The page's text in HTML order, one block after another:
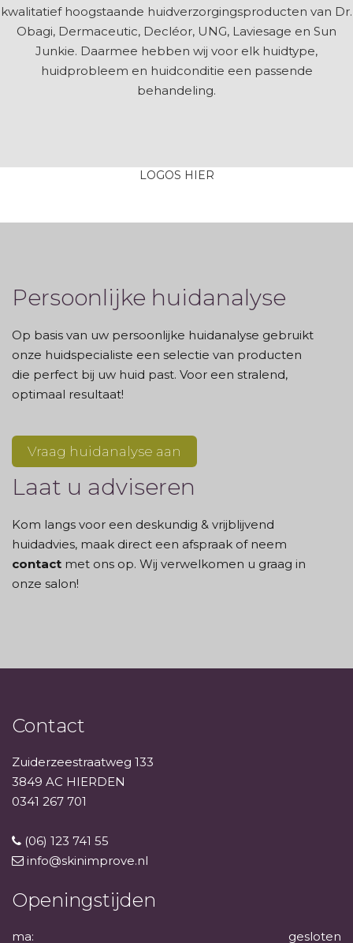
kwalitatief hoogstaande huidverzorgingsproducten van Dr.
Obagi, Dermaceutic, Decléor, UNG, Laviesage en Sun
Junkie. Daarmee hebben wij voor elk huidtype,
huidprobleem en huidconditie een passende
behandeling.
LOGOS HIER
Persoonlijke huidanalyse
Op basis van uw persoonlijke huidanalyse gebruikt
onze huidspecialiste een selectie van producten
die perfect bij uw huid past. Voor een stralend,
optimaal resultaat!
Vraag huidanalyse aan
Laat u adviseren
Kom langs voor een deskundig & vrijblijvend
huidadvies, maak direct een afspraak of neem
contact met ons op. Wij verwelkomen u graag in
onze salon!
Contact
Zuiderzeestraatweg 133
3849 AC HIERDEN
0341 267 701
(06) 123 741 55
info@skinimprove.nl
Openingstijden
ma: gesloten